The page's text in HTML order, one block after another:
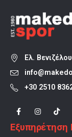
Ελ.
+30 2510